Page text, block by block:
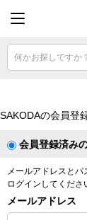
何かお探しですか
SAKODAの会員登
会員登録済み
メールアドレスとパ
ログインしてくださ
メールアドレス